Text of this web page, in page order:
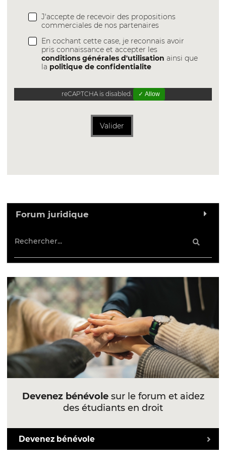
J'accepte de recevoir des propositions
commerciales de nos partenaires
En cochant cette case, je reconnais avoir
pris connaissance et accepter les
conditions générales d'utilisation ainsi que
la politique de confidentialite
reCAPTCHA is disabled. ✓ Allow
Valider
Forum juridique
Devenez bénévolesur le forum et aidez
des étudiants en droit
Devenez bénévole